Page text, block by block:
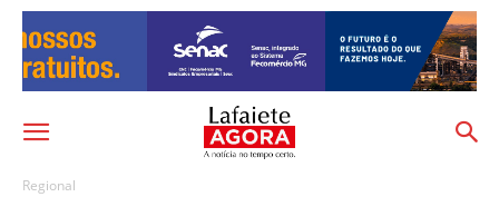
Regional